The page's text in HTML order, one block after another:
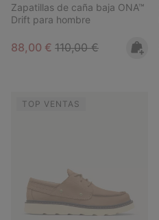
Zapatillas de caña baja ONA™
Drift para hombre
Sale price:
88,00 € Regular price:
110,00 €
TOP VENTAS